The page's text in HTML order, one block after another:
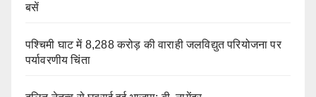
बसें
पश्चिमी घाट में 8,288 करोड़ की वाराही जलविद्युत परियोजना पर
पर्यावरणीय चिंता